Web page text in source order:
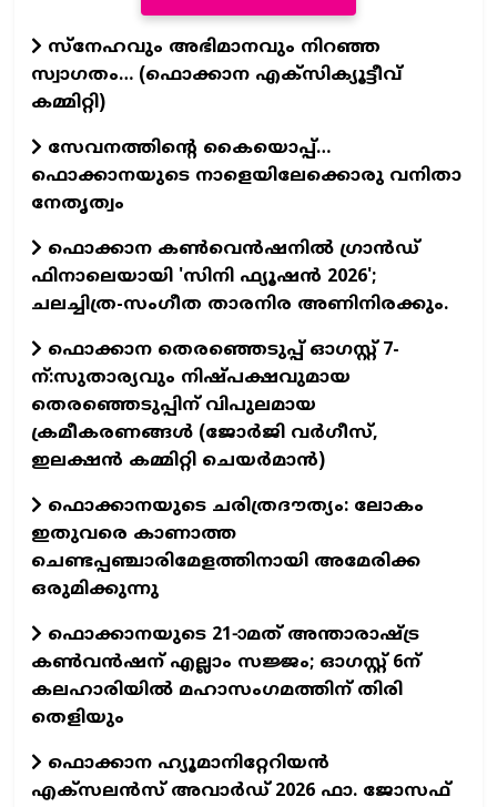
സ്നേഹവും അഭിമാനവും നിറഞ്ഞ
സ്വാഗതം… (ഫൊക്കാന എക്സിക്യൂട്ടീവ്
കമ്മിറ്റി)
സേവനത്തിന്റെ കൈയൊപ്പ്…
ഫൊക്കാനയുടെ നാളെയിലേക്കൊരു വനിതാ
നേതൃത്വം
ഫൊക്കാന കണ്‍വെന്‍ഷനില്‍ ഗ്രാന്‍ഡ്
ഫിനാലെയായി 'സിനി ഫ്യൂഷന്‍ 2026';
ചലച്ചിത്ര-സംഗീത താരനിര അണിനിരക്കും.
ഫൊക്കാന തെരഞ്ഞെടുപ്പ് ഓഗസ്റ്റ് 7-
ന്:സുതാര്യവും നിഷ്പക്ഷവുമായ
തെരഞ്ഞെടുപ്പിന് വിപുലമായ
ക്രമീകരണങ്ങൾ (ജോർജി വർഗീസ്,
ഇലക്ഷൻ കമ്മിറ്റി ചെയർമാൻ)
ഫൊക്കാനയുടെ ചരിത്രദൗത്യം: ലോകം
ഇതുവരെ കാണാത്ത
ചെണ്ടപ്പഞ്ചാരിമേളത്തിനായി അമേരിക്ക
ഒരുമിക്കുന്നു
ഫൊക്കാനയുടെ 21-ാമത് അന്താരാഷ്ട്ര
കൺവൻഷന് എല്ലാം സജ്ജം; ഓഗസ്റ്റ് 6ന്
കലഹാരിയിൽ മഹാസംഗമത്തിന് തിരി
തെളിയും
ഫൊക്കാന ഹ്യൂമാനിറ്റേറിയന്‍
എക്‌സലന്‍സ് അവാര്‍ഡ് 2026 ഫാ. ജോസഫ്